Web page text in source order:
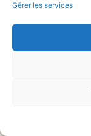
Gérer les services